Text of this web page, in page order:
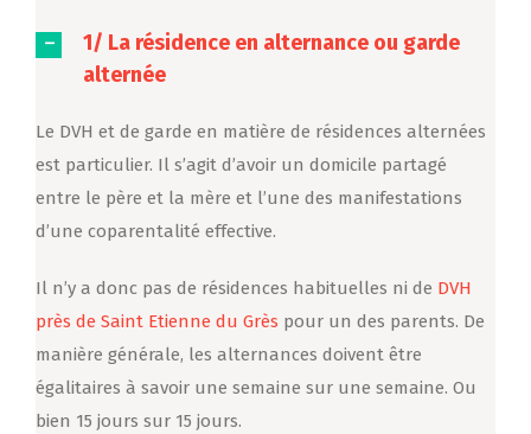
1/ La résidence en alternance ou garde
alternée
Le DVH et de garde en matière de résidences alternées
est particulier. Il s’agit d’avoir un domicile partagé
entre le père et la mère et l’une des manifestations
d’une coparentalité effective.
Il n’y a donc pas de résidences habituelles ni de DVH
près de Saint Etienne du Grès pour un des parents. De
manière générale, les alternances doivent être
égalitaires à savoir une semaine sur une semaine. Ou
bien 15 jours sur 15 jours.